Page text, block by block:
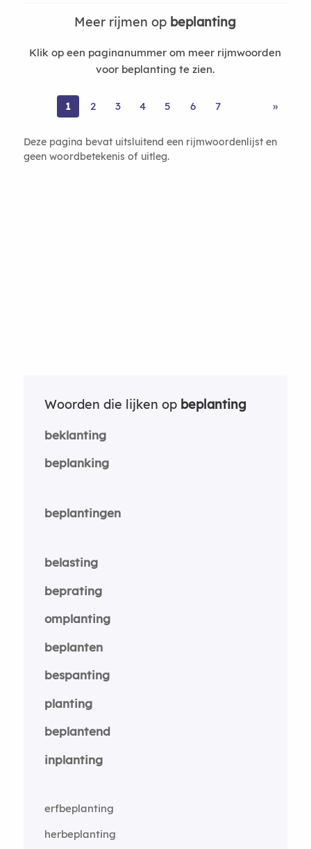
Meer rijmen op beplanting
Klik op een paginanummer om meer rijmwoorden
voor beplanting te zien.
1 2 3 4 5 6 7 »
Deze pagina bevat uitsluitend een rijmwoordenlijst en
geen woordbetekenis of uitleg.
Woorden die lijken op beplanting
beklanting
beplanking
beplantingen
belasting
beprating
omplanting
beplanten
bespanting
planting
beplantend
inplanting
erfbeplanting
herbeplanting